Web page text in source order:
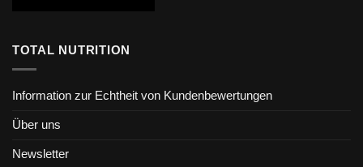
TOTAL NUTRITION
Information zur Echtheit von Kundenbewertungen
Über uns
Newsletter